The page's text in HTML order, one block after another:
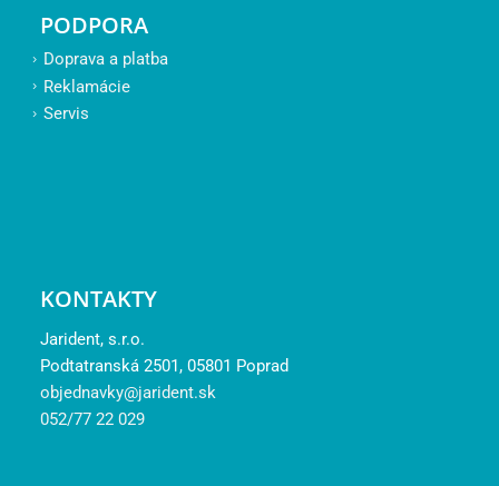
PODPORA
Doprava a platba
Reklamácie
Servis
KONTAKTY
Jarident, s.r.o.
Podtatranská 2501, 05801 Poprad
objednavky@jarident.sk
052/77 22 029